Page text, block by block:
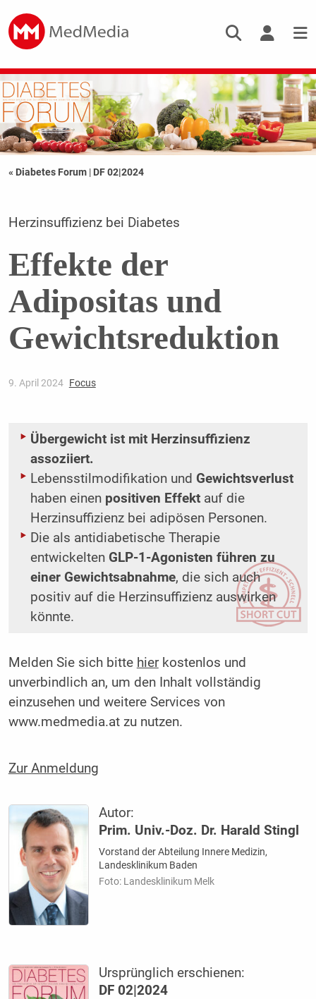
« Diabetes Forum | DF 02|2024
Herzinsuffizienz bei Diabetes
Effekte der
Adipositas und
Gewichtsreduktion
9. April 2024 Focus
Übergewicht ist mit Herzinsuffizienz
assoziiert.
Lebensstilmodifikation und Gewichtsverlust
haben einen positiven Effekt auf die
Herzinsuffizienz bei adipösen Personen.
Die als antidiabetische Therapie
entwickelten GLP-1-Agonisten führen zu
einer Gewichtsabnahme, die sich auch
positiv auf die Herzinsuffizienz auswirken
könnte.
Melden Sie sich bitte hierkostenlos und
unverbindlich an, um den Inhalt vollständig
einzusehen und weitere Services von
www.medmedia.at zu nutzen.
Zur Anmeldung
Autor:
Prim. Univ.-Doz. Dr. Harald Stingl
Vorstand der Abteilung Innere Medizin,
Landesklinikum Baden
Foto: Landesklinikum Melk
Ursprünglich erschienen:
DF 02|2024